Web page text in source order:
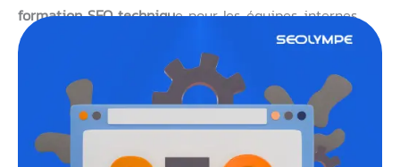
formation SEO technique pour les équipes internes.